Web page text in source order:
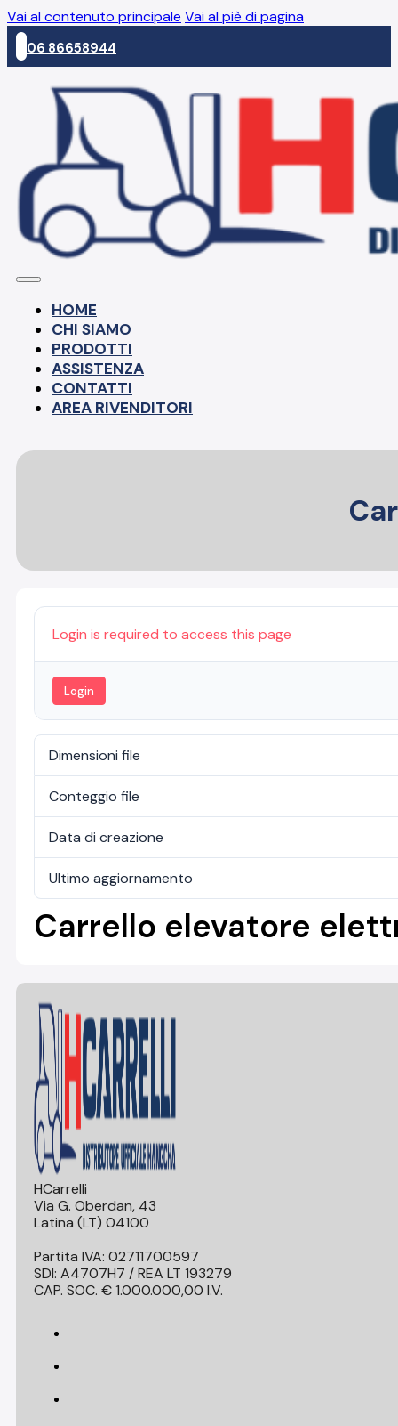
Vai al contenuto principale Vai al piè di pagina
06 86658944
HOME
CHI SIAMO
PRODOTTI
ASSISTENZA
CONTATTI
AREA RIVENDITORI
Login is required to access this page
Login
Dimensioni file
Conteggio file
Data di creazione
Ultimo aggiornamento
Carrello elevatore
HCarrelli
Via G. Oberdan, 43
Latina (LT) 04100
Partita IVA: 02711700597
SDI: A4707H7 / REA LT 193279
CAP. SOC. € 1.000.000,00 I.V.